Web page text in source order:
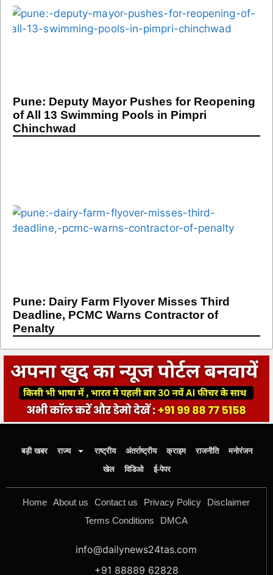
Pune: Deputy Mayor Pushes for Reopening
of All 13 Swimming Pools in Pimpri
Chinchwad
Pune: Dairy Farm Flyover Misses Third
Deadline, PCMC Warns Contractor of
Penalty
बड़ी खबर राज्य राष्ट्रीय अंतर्राष्ट्रीय क्राइम राजनीति
मनोरंजन
खेल
विडिओ ई-पेपर
Home About us Contact us Privacy Policy
Disclaimer
Terms Conditions
DMCA
info@dailynews24tas.com
+91 88889 62828